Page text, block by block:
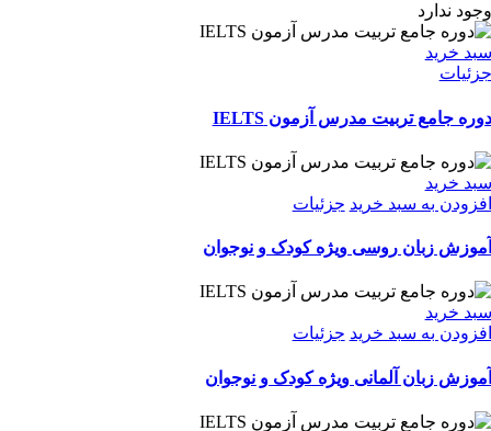
وجود ندارد
سبد خرید
جزئیات
دوره جامع تربیت مدرس آزمون IELTS
سبد خرید
افزودن به سبد خرید جزئیات
آموزش زبان روسی ویژه کودک و نوجوان
سبد خرید
افزودن به سبد خرید جزئیات
آموزش زبان آلمانی ویژه کودک و نوجوان